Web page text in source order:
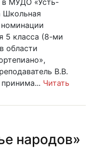
в МУДО «Усть-
5 класса (8-ми
области
В.В.
Читать
народов»